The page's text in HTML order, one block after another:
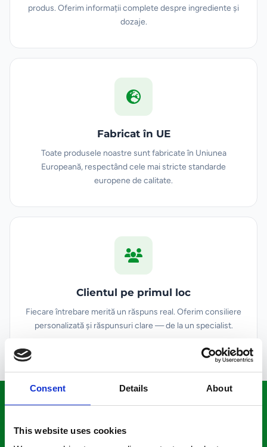
Consent Details About
This website uses cookies
produs. Oferim informații complete despre ingrediente și
dozaje.
Fabricat în UE
Toate produsele noastre sunt fabricate în Uniunea
Europeană, respectând cele mai stricte standarde
europene de calitate.
Clientul pe primul loc
Fiecare întrebare merită un răspuns real. Oferim consiliere
personalizată și răspunsuri clare — de la un specialist.